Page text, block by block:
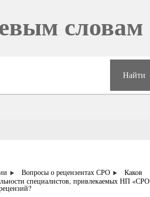
словам
Найти
Вопросы о рецензентах СРО
Каков
специалистов, привлекаемых НП «СРО